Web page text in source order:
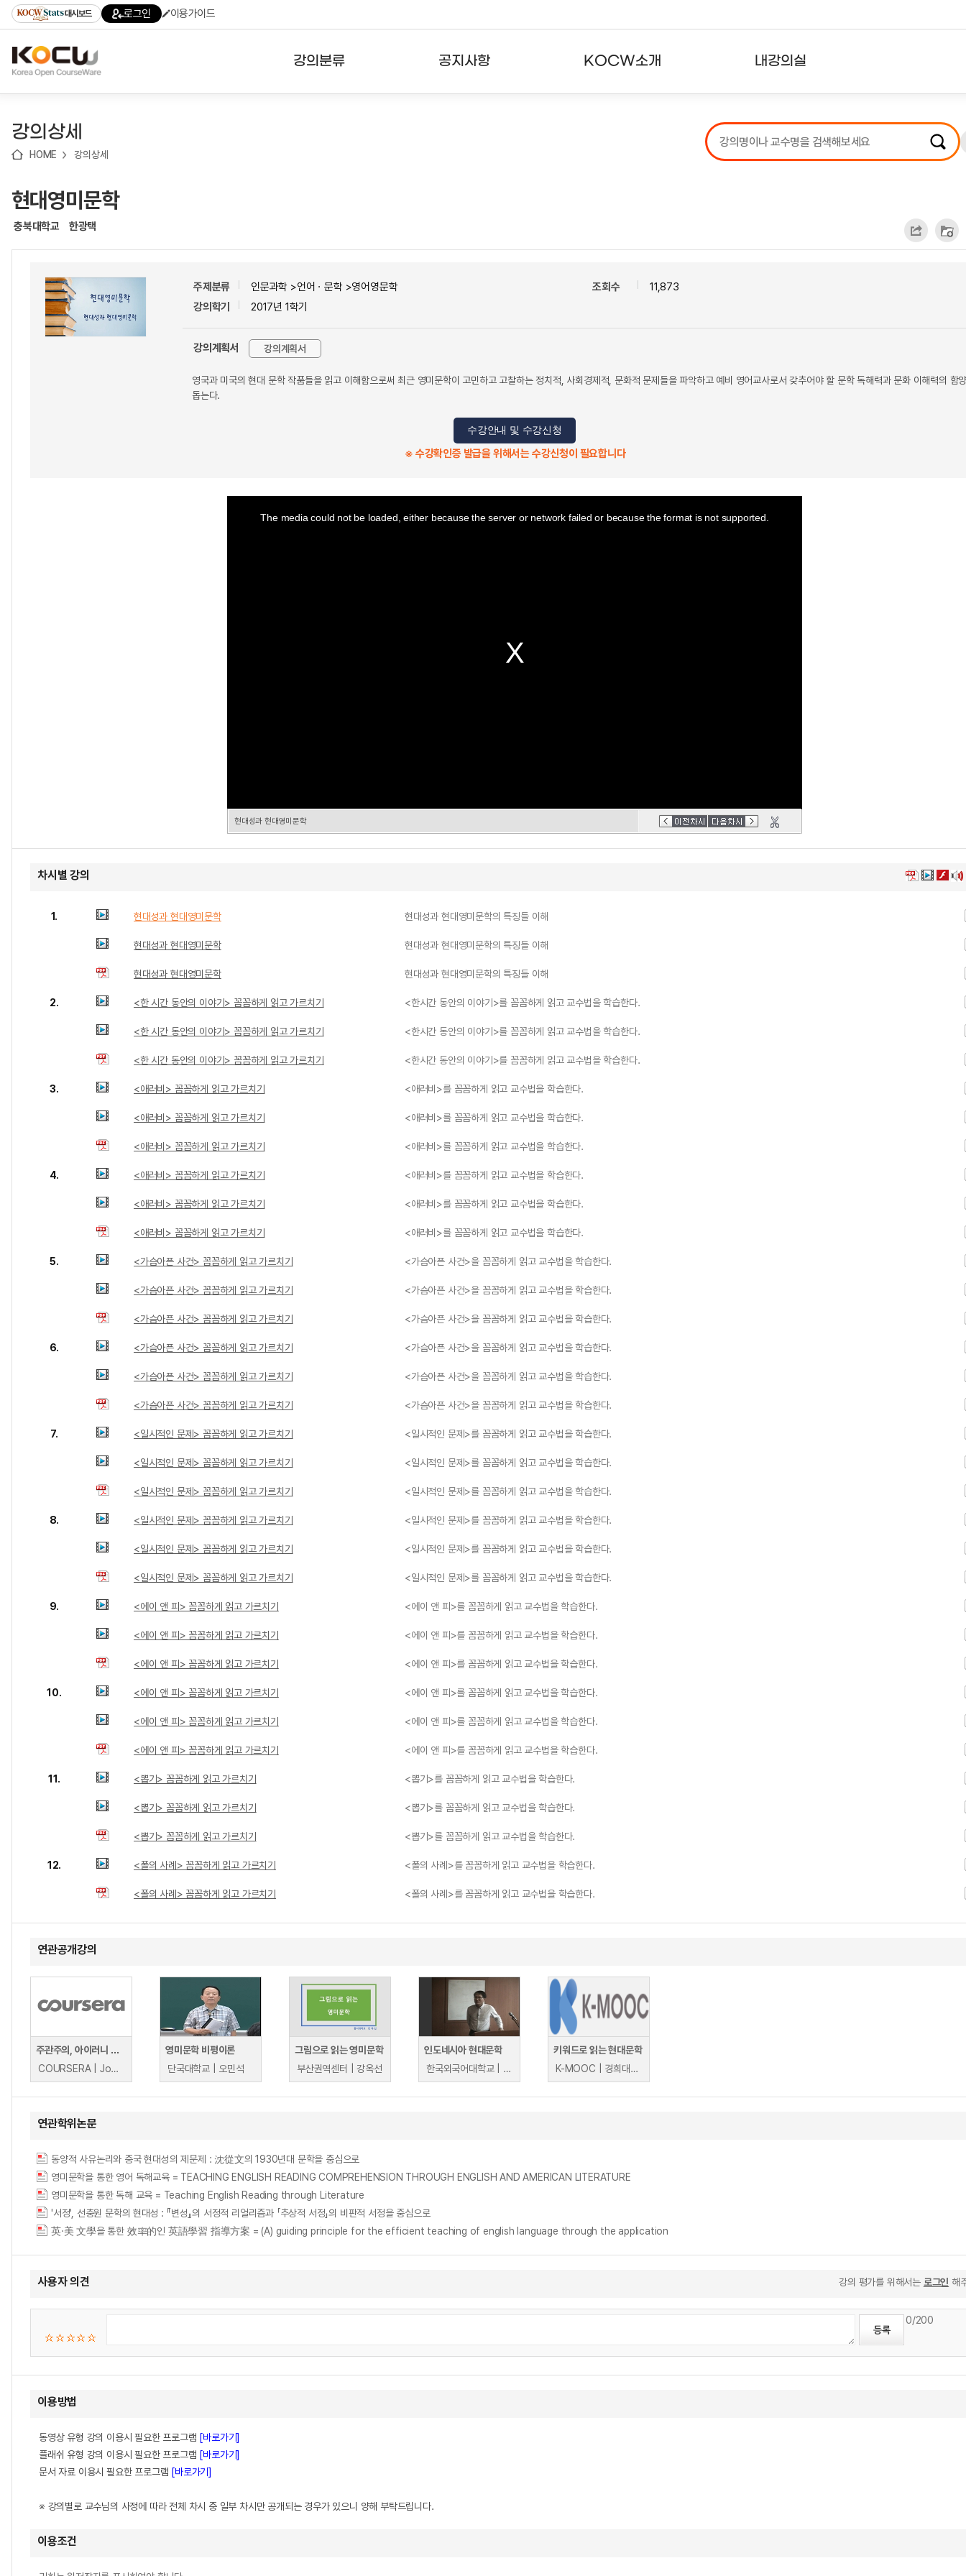
기
기
기
content)
가
대시보드 로그인 이용가이드
강의분류 공지사항 KOCW소개 내강의실
강의리스트
수강확인증강의
강의상세
HOME 강의상세
현대영미문학
충북대학교 한광택
주제분류
인문과학 >언어ㆍ문학 >영어영문학
강의학기
2017년 1학기
조회수 11,873
강의계획서 강의계획서
영국과 미국의 현대 문학 작품들을 읽고 이해함으로써 최근 영미문학이 고민하고 고찰하는 정치적, 사회경제적, 문화적 문제들을 파악하고 예비 영어교사로서 갖추어야 할 문학 독해력과 문화 이해력의 함
돕는다.
수강안내 및 수강신청
※ 수강확인증 발급을 위해서는 수강신청이 필요합니다
The media could not be loaded, either because the server or network failed or because the format is not supported.
현대성과 현대영미문학
차시별 강의
1. 현대성과 현대영미문학 현대성과 현대영미문학의 특징들 이해
현대성과 현대영미문학 현대성과 현대영미문학의 특징들 이해
현대성과 현대영미문학 현대성과 현대영미문학의 특징들 이해
2. <한 시간 동안의 이야기> 꼼꼼하게 읽고 가르치기 <한시간 동안의 이야기>를 꼼꼼하게 읽고 교수법을 학습한다.
<한 시간 동안의 이야기> 꼼꼼하게 읽고 가르치기 <한시간 동안의 이야기>를 꼼꼼하게 읽고 교수법을 학습한다.
<한 시간 동안의 이야기> 꼼꼼하게 읽고 가르치기 <한시간 동안의 이야기>를 꼼꼼하게 읽고 교수법을 학습한다.
3. <애러비> 꼼꼼하게 읽고 가르치기 <애러비>를 꼼꼼하게 읽고 교수법을 학습한다.
<애러비> 꼼꼼하게 읽고 가르치기 <애러비>를 꼼꼼하게 읽고 교수법을 학습한다.
<애러비> 꼼꼼하게 읽고 가르치기 <애러비>를 꼼꼼하게 읽고 교수법을 학습한다.
4. <애러비> 꼼꼼하게 읽고 가르치기 <애러비>를 꼼꼼하게 읽고 교수법을 학습한다.
<애러비> 꼼꼼하게 읽고 가르치기 <애러비>를 꼼꼼하게 읽고 교수법을 학습한다.
<애러비> 꼼꼼하게 읽고 가르치기 <애러비>를 꼼꼼하게 읽고 교수법을 학습한다.
5. <가슴아픈 사건> 꼼꼼하게 읽고 가르치기 <가슴아픈 사건>을 꼼꼼하게 읽고 교수법을 학습한다.
<가슴아픈 사건> 꼼꼼하게 읽고 가르치기 <가슴아픈 사건>을 꼼꼼하게 읽고 교수법을 학습한다.
<가슴아픈 사건> 꼼꼼하게 읽고 가르치기 <가슴아픈 사건>을 꼼꼼하게 읽고 교수법을 학습한다.
6. <가슴아픈 사건> 꼼꼼하게 읽고 가르치기 <가슴아픈 사건>을 꼼꼼하게 읽고 교수법을 학습한다.
<가슴아픈 사건> 꼼꼼하게 읽고 가르치기 <가슴아픈 사건>을 꼼꼼하게 읽고 교수법을 학습한다.
<가슴아픈 사건> 꼼꼼하게 읽고 가르치기 <가슴아픈 사건>을 꼼꼼하게 읽고 교수법을 학습한다.
7. <일시적인 문제> 꼼꼼하게 읽고 가르치기 <일시적인 문제>를 꼼꼼하게 읽고 교수법을 학습한다.
<일시적인 문제> 꼼꼼하게 읽고 가르치기 <일시적인 문제>를 꼼꼼하게 읽고 교수법을 학습한다.
<일시적인 문제> 꼼꼼하게 읽고 가르치기 <일시적인 문제>를 꼼꼼하게 읽고 교수법을 학습한다.
8. <일시적인 문제> 꼼꼼하게 읽고 가르치기 <일시적인 문제>를 꼼꼼하게 읽고 교수법을 학습한다.
<일시적인 문제> 꼼꼼하게 읽고 가르치기 <일시적인 문제>를 꼼꼼하게 읽고 교수법을 학습한다.
<일시적인 문제> 꼼꼼하게 읽고 가르치기 <일시적인 문제>를 꼼꼼하게 읽고 교수법을 학습한다.
9. <에이 앤 피> 꼼꼼하게 읽고 가르치기 <에이 앤 피>를 꼼꼼하게 읽고 교수법을 학습한다.
<에이 앤 피> 꼼꼼하게 읽고 가르치기 <에이 앤 피>를 꼼꼼하게 읽고 교수법을 학습한다.
<에이 앤 피> 꼼꼼하게 읽고 가르치기 <에이 앤 피>를 꼼꼼하게 읽고 교수법을 학습한다.
10. <에이 앤 피> 꼼꼼하게 읽고 가르치기 <에이 앤 피>를 꼼꼼하게 읽고 교수법을 학습한다.
<에이 앤 피> 꼼꼼하게 읽고 가르치기 <에이 앤 피>를 꼼꼼하게 읽고 교수법을 학습한다.
<에이 앤 피> 꼼꼼하게 읽고 가르치기 <에이 앤 피>를 꼼꼼하게 읽고 교수법을 학습한다.
11. <뽑기> 꼼꼼하게 읽고 가르치기 <뽑기>를 꼼꼼하게 읽고 교수법을 학습한다.
<뽑기> 꼼꼼하게 읽고 가르치기 <뽑기>를 꼼꼼하게 읽고 교수법을 학습한다.
<뽑기> 꼼꼼하게 읽고 가르치기 <뽑기>를 꼼꼼하게 읽고 교수법을 학습한다.
12. <폴의 사례> 꼼꼼하게 읽고 가르치기 <폴의 사례>를 꼼꼼하게 읽고 교수법을 학습한다.
<폴의 사례> 꼼꼼하게 읽고 가르치기 <폴의 사례>를 꼼꼼하게 읽고 교수법을 학습한다.
연관공개강의
주관주의, 아이러니 그리고 현대성의 위기
COURSERA | Jon Stewart, PhD, Dr theol & phil
영미문학 비평이론
단국대학교 | 오민석
그림으로 읽는 영미문학
부산권역센터 | 강옥선
인도네시아 현대문학
한국외국어대학교 | 고영훈
키워드로 읽는 현대문학
K-MOOC | 경희대학교 K-컬처·스토리콘텐츠연구소 서덕순
연관학위논문
동양적 사유논리와 중국 현대성의 제문제 : 沈從文의 1930년대 문학을 중심으로
영미문학을 통한 영어 독해교육 = TEACHING ENGLISH READING COMPREHENSION THROUGH ENGLISH AND AMERICAN LITERATURE
영미문학을 통한 독해 교육 = Teaching English Reading through Literature
'서정', 선충원 문학의 현대성 : 『변성』의 서정적 리얼리즘과 「추상적 서정」의 비판적 서정을 중심으로
英·美 文學을 통한 效率的인 英語學習 指導方案 = (A) guiding principle for the efficient teaching of english language through the application
사용자 의견 강의 평가를 위해서는 로그인 해
0/200
이용방법
동영상 유형 강의 이용시 필요한 프로그램 [바로가기]
플래쉬 유형 강의 이용시 필요한 프로그램 [바로가기]
문서 자료 이용시 필요한 프로그램 [바로가기]
※ 강의별로 교수님의 사정에 따라 전체 차시 중 일부 차시만 공개되는 경우가 있으니 양해 부탁드립니다.
이용조건